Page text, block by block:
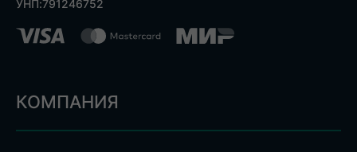
УНП:791246752
КОМПАНИЯ